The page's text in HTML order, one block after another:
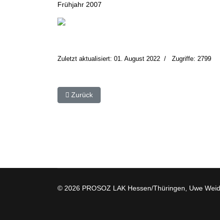
Frühjahr 2007
Zuletzt aktualisiert: 01. August 2022 Zugriffe: 2799
Vorheriger Beitrag: 2016 - 20 Jahre PROSOZ
Zurück
© 2026 PROSOZ LAK Hessen/Thüringen, Uwe